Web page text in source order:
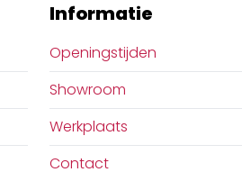
Informatie
Openingstijden
Showroom
Werkplaats
Contact